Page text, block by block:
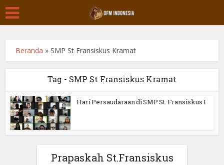
Beranda »SMP St Fransiskus Kramat
Tag - SMP St Fransiskus Kramat
Hari Persaudaraan di SMP St. Fransiskus I
Prapaskah St.Fransiskus